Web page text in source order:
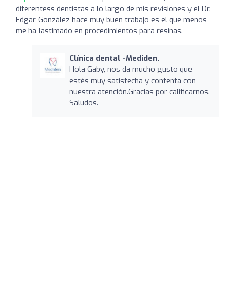
diferentess dentistas a lo largo de mis revisiones y el Dr.
Edgar González hace muy buen trabajo es el que menos
me ha lastimado en procedimientos para resinas.
Clínica dental -Mediden.
Hola Gaby, nos da mucho gusto que
estés muy satisfecha y contenta con
nuestra atención.Gracias por calificarnos.
Saludos.